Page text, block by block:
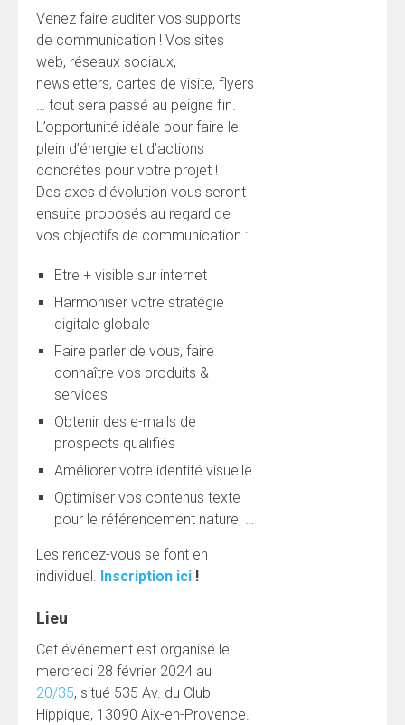
Venez faire auditer vos supports
de communication ! Vos sites
web, réseaux sociaux,
newsletters, cartes de visite, flyers
… tout sera passé au peigne fin.
L’opportunité idéale pour faire le
plein d’énergie et d’actions
concrètes pour votre projet !
Des axes d’évolution vous seront
ensuite proposés au regard de
vos objectifs de communication :
Etre + visible sur internet
Harmoniser votre stratégie
digitale globale
Faire parler de vous, faire
connaître vos produits &
services
Obtenir des e-mails de
prospects qualifiés
Améliorer votre identité visuelle
Optimiser vos contenus texte
pour le référencement naturel …
Les rendez-vous se font en
individuel. Inscription ici !
Lieu
Cet événement est organisé le
mercredi 28 février 2024 au
20/35, situé 535 Av. du Club
Hippique, 13090 Aix-en-Provence.